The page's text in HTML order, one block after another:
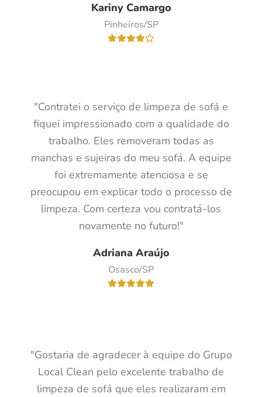
Kariny Camargo
Pinheiros/SP
"Contratei o serviço de limpeza de sofá e
fiquei impressionado com a qualidade do
trabalho. Eles removeram todas as
manchas e sujeiras do meu sofá. A equipe
foi extremamente atenciosa e se
preocupou em explicar todo o processo de
limpeza. Com certeza vou contratá-los
novamente no futuro!"
Adriana Araújo
Osasco/SP
"Gostaria de agradecer à equipe do Grupo
Local Clean pelo excelente trabalho de
limpeza de sofá que eles realizaram em